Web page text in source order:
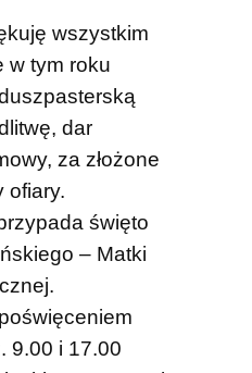
wszystkim
w tym roku
dar
za złożone
ofiary.
święto
– Matki
9.00 i 17.00